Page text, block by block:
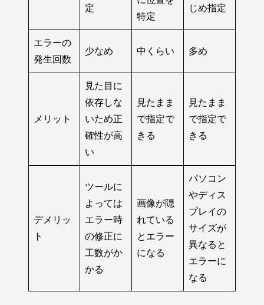
定
特定
じめ指定
エラーの
発生回数
少なめ 中くらい 多め
メリット
見た目に
依存しな
いため正
確性が高
い
見たまま
で指定で
きる
見たまま
で指定で
きる
デメリッ
ト
ツールに
よっては
エラー時
の修正に
工数がか
かる
画像が隠
れている
とエラー
になる
パソコン
やディス
プレイの
サイズが
異なると
エラーに
なる